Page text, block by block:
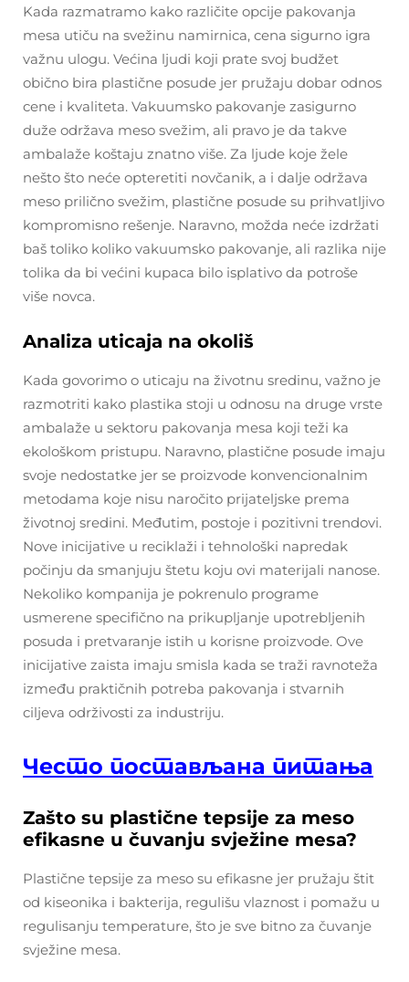
Kada razmatramo kako različite opcije pakovanja
mesa utiču na svežinu namirnica, cena sigurno igra
važnu ulogu. Većina ljudi koji prate svoj budžet
obično bira plastične posude jer pružaju dobar odnos
cene i kvaliteta. Vakuumsko pakovanje zasigurno
duže održava meso svežim, ali pravo je da takve
ambalaže koštaju znatno više. Za ljude koje žele
nešto što neće opteretiti novčanik, a i dalje održava
meso prilično svežim, plastične posude su prihvatljivo
kompromisno rešenje. Naravno, možda neće izdržati
baš toliko koliko vakuumsko pakovanje, ali razlika nije
tolika da bi većini kupaca bilo isplativo da potroše
više novca.
Analiza uticaja na okoliš
Kada govorimo o uticaju na životnu sredinu, važno je
razmotriti kako plastika stoji u odnosu na druge vrste
ambalaže u sektoru pakovanja mesa koji teži ka
ekološkom pristupu. Naravno, plastične posude imaju
svoje nedostatke jer se proizvode konvencionalnim
metodama koje nisu naročito prijateljske prema
životnoj sredini. Međutim, postoje i pozitivni trendovi.
Nove inicijative u reciklaži i tehnološki napredak
počinju da smanjuju štetu koju ovi materijali nanose.
Nekoliko kompanija je pokrenulo programe
usmerene specifično na prikupljanje upotrebljenih
posuda i pretvaranje istih u korisne proizvode. Ove
inicijative zaista imaju smisla kada se traži ravnoteža
između praktičnih potreba pakovanja i stvarnih
ciljeva održivosti za industriju.
Често постављана питања
Zašto su plastične tepsije za meso
efikasne u čuvanju svježine mesa?
Plastične tepsije za meso su efikasne jer pružaju štit
od kiseonika i bakterija, regulišu vlaznost i pomažu u
regulisanju temperature, što je sve bitno za čuvanje
svježine mesa.